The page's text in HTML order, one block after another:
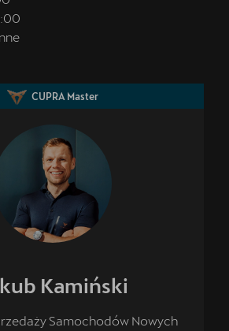
CUPRA Master
Kamiński
Samochodów Nowych